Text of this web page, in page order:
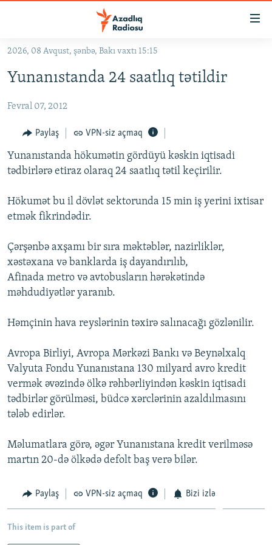
Əsas
qayıt
naviqasiyaya
Axtarışa
keç
KORRUPSIOMETR
#ƏSLINDƏ
FƏRQƏ BAX
QANUNI DOĞRU
ARAŞDIRMA
MULTIMEDIA
VIDEO
FOTOQALEREYA
RADIO ARXIV
OXU ZALI
İZ - MƏDƏNIYYƏT PROQRAMI
HAQQIMIZDA
MATERIALLARIMIZDAN ISTIFADƏ
AZADLIQRADIOSU MOBIL TELEFONUNUZDA
BIZIMLƏ ƏLAQƏ
XƏBƏR BÜLLETENLƏRIMIZ
BIZI IZLƏ
RFE/RL-in bütün saytları
2026, 08 Avqust, şənbə, Bakı vaxtı 15:15
Yunanıstanda 24 saatlıq tətildir
Fevral 07, 2012
Paylaş VPN-siz açmaq
Yunanıstanda hökumətin gördüyü kəskin iqtisadi
tədbirlərə etiraz olaraq 24 saatlıq tətil keçirilir.
Hökumət bu il dövlət sektorunda 15 min iş yerini ixtisar
etmək fikrindədir.
Çərşənbə axşamı bir sıra məktəblər, nazirliklər,
xəstəxana və banklarda iş dayandırılıb,
Afinada metro və avtobusların hərəkətində
məhdudiyətlər yaranıb.
Həmçinin hava reyslərinin təxirə salınacağı gözlənilir.
Avropa Birliyi, Avropa Mərkəzi Bankı və Beynəlxalq
Valyuta Fondu Yunanıstana 130 milyard avro kredit
vermək əvəzində ölkə rəhbərliyindən kəskin iqtisadi
tədbirlər görülməsi, büdcə xərclərinin azaldılmasını
tələb edirlər.
Məlumatlara görə, əgər Yunanıstana kredit verilməsə
martın 20-də ölkədə defolt baş verə bilər.
Paylaş VPN-siz açmaq Bizi izlə
This item is part of